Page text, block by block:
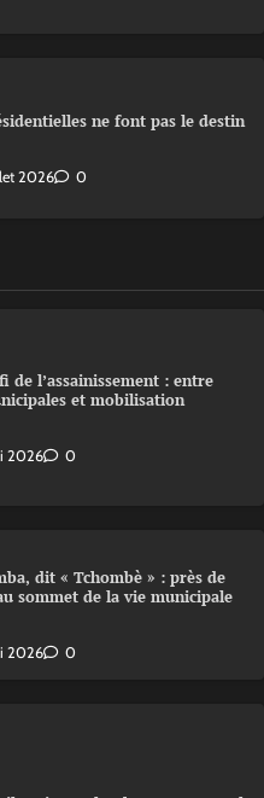
ne font pas le destin
2026 0
de l’assainissement : entre
et mobilisation
2026 0
dit « Tchombè » : près de
sommet de la vie municipale
2026 0